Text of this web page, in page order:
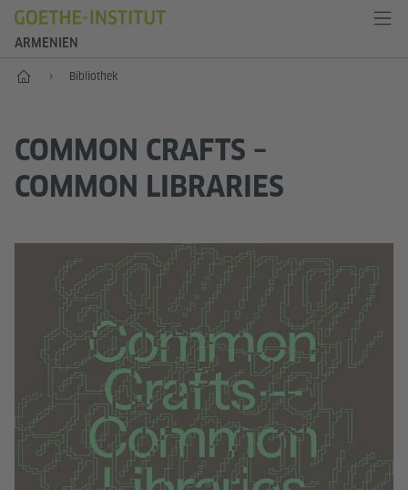
ARMENIEN
Start Bibliothek
COMMON CRAFTS –
COMMON LIBRARIES